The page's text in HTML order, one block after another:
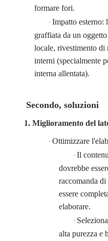
formare fori.
· Impatto esterno:
graffiata da un
locale, rivestimento di
interni (specialmente
interna allentata).
Secondo, soluzioni
1. Miglioramento del
· Ottimizzare
· Il
dovrebbe
raccomanda
essere
elaborare.
·
alta purezza e